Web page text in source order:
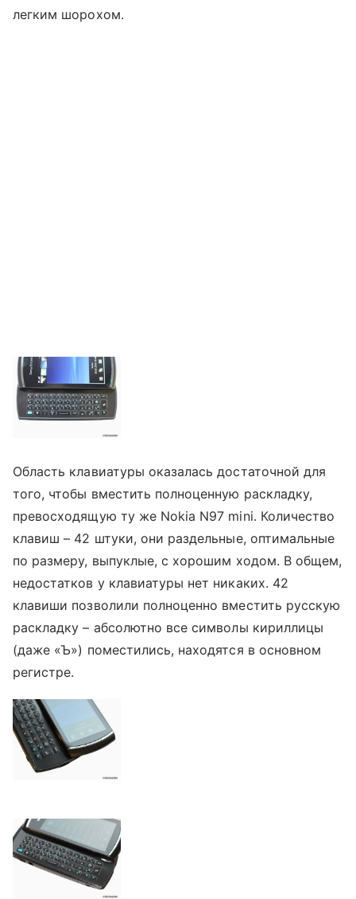
легким шорохом.
Область клавиатуры оказалась достаточной для
того, чтобы вместить полноценную раскладку,
превосходящую ту же Nokia N97 mini. Количество
клавиш – 42 штуки, они раздельные, оптимальные
по размеру, выпуклые, с хорошим ходом. В общем,
недостатков у клавиатуры нет никаких. 42
клавиши позволили полноценно вместить русскую
раскладку – абсолютно все символы кириллицы
(даже «Ъ») поместились, находятся в основном
регистре.